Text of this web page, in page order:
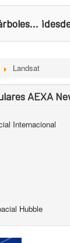
Landsat
AEXA
Internacional
Hubble